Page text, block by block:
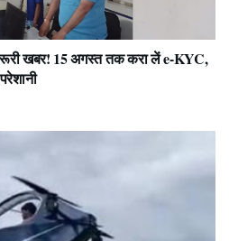
खबर! 15 अगस्त तक करा लें e-KYC,